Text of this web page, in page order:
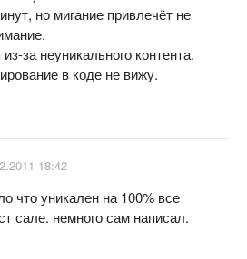
но мигание привлечёт не
за неуникального контента.
в коде не вижу.
18:42
что уникален на 100% все
сале. немного сам написал.